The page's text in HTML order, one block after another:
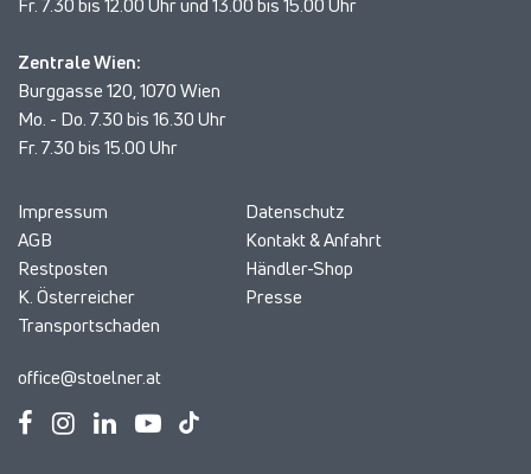
Zentrale Wien:
Burggasse 120, 1070 Wien
Mo. - Do. 7.30 bis 16.30 Uhr
Fr. 7.30 bis 15.00 Uhr
Impressum
Datenschutz
AGB
Kontakt & Anfahrt
Restposten
Händler-Shop
K. Österreicher
Presse
Transportschaden
office@stoelner.at